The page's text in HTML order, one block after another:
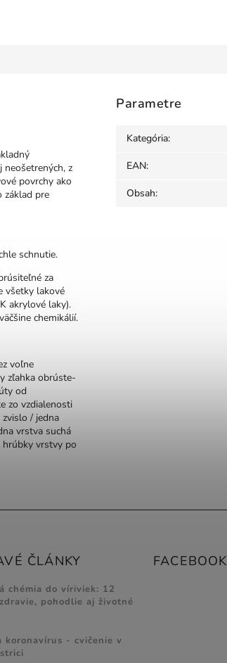
neošetrených, z
povrchy ako
základ pre
schnutie.
za
všetky lakové
akrylové laky).
chemikálií.
voľne
zľahka obrúste-
od
zo vzdialenosti
/ jedna
vrstva suchá
hrúbky vrstvy po
Parametre
Kategória:
EAN:
Obsah:
ČLÁNKY
chémia do víriviek: 12
pohodlie aj životné
koronavírus - cvičenie v
FACEBOOK